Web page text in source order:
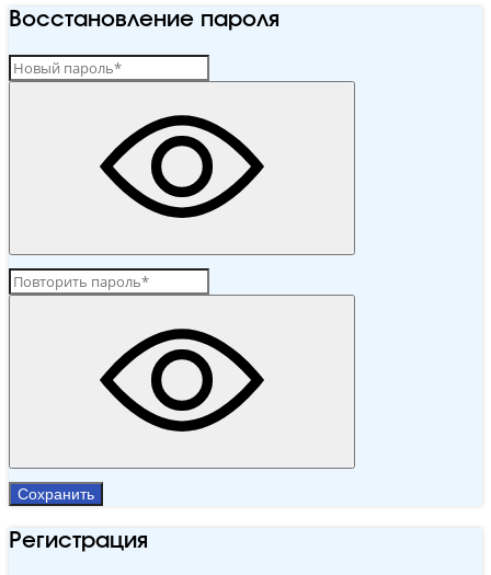
Восстановление пароля
Сохранить
Регистрация